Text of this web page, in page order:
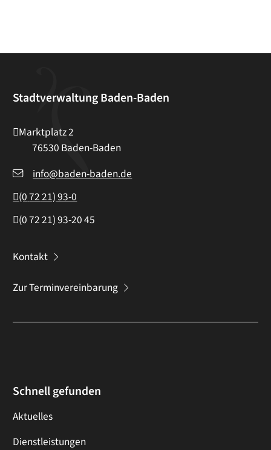
Stadtverwaltung Baden-Baden
Marktplatz 2
76530 Baden-Baden
info@baden-baden.de
(07221) 93-0
(07221) 93-2045
Kontakt
Zur Terminvereinbarung
Schnell gefunden
Aktuelles
Dienstleistungen